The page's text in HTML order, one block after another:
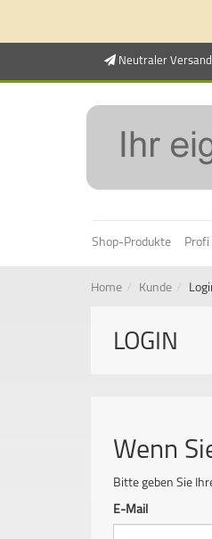
Neutraler Versand
Shop-Produkte
Home Kunde
LOGIN
Wenn
Bitte geben Sie
E-Mail